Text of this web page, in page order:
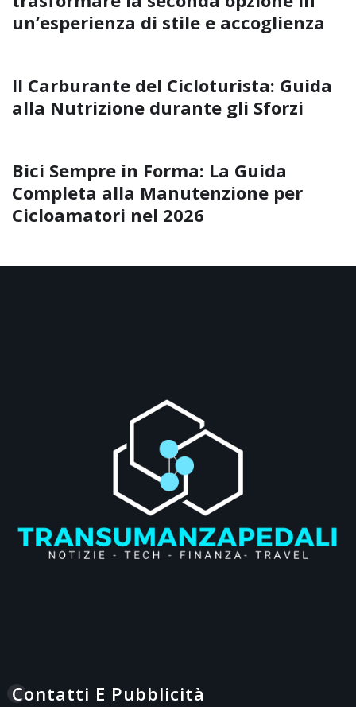
un’esperienza di stile e accoglienza
Il Carburante del Cicloturista: Guida
alla Nutrizione durante gli Sforzi
Bici Sempre in Forma: La Guida
Completa alla Manutenzione per
Cicloamatori nel 2026
Contatti E Pubblicità